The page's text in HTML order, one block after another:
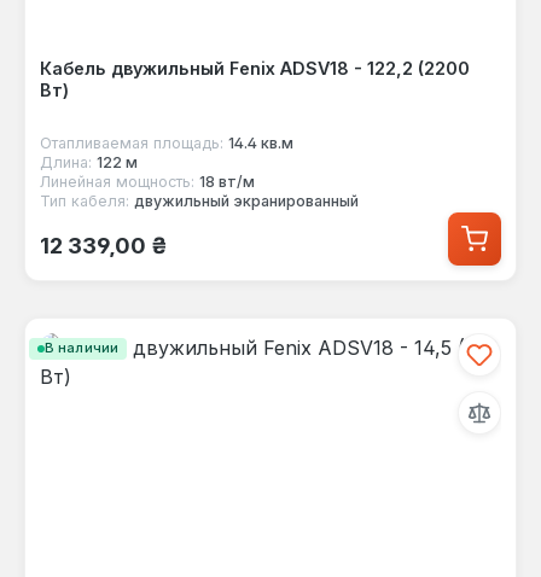
Кабель двужильный Fenix ADSV18 - 122,2 (2200
Вт)
Отапливаемая площадь: 14.4 кв.м
Длина: 122 м
Линейная мощность: 18 вт/м
Тип кабеля: двужильный экранированный
Обычная цена:
12 339,00 ₴
В наличии